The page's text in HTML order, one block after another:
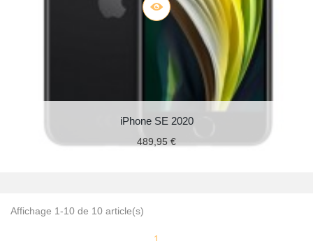
iPhone SE 2020
489,95 €
Affichage 1-10 de 10 article(s)